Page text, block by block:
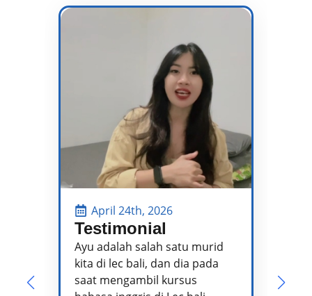
April 24th, 2026
Testimonial
Ayu adalah salah satu murid
kita di lec bali, dan dia pada
saat mengambil kursus